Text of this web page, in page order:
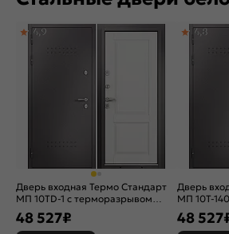
Дверь входная Термо Стандарт
МП 10TD-1 с терморазрывом
Шоколад букле/Белый ларче, 2
замка, с ночной задвижкой
4,9
48 527₽
Дверь
МП 10T-
Шоколад
замка, с
4,8
48 527